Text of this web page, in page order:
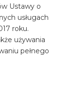
Ustawy o
usługach
roku.
używania
pełnego